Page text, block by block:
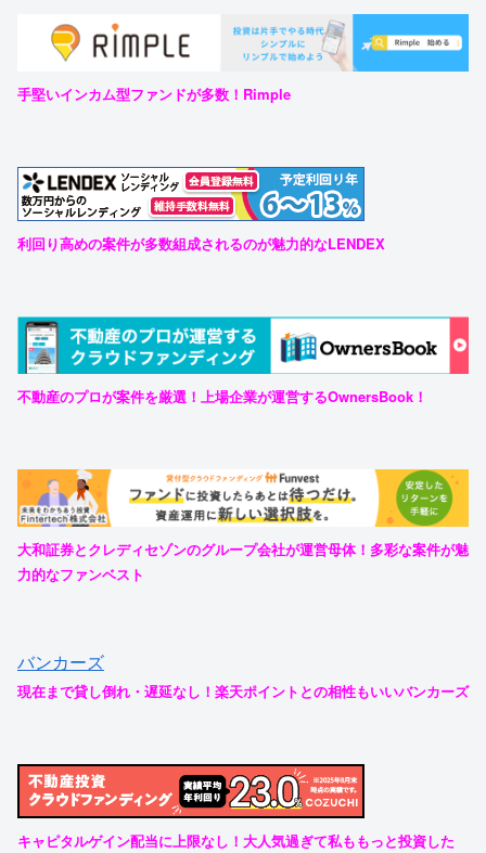
手堅いインカム型ファンドが多数！Rimple
利回り高めの案件が多数組成されるのが魅力的なLENDEX
不動産のプロが案件を厳選！上場企業が運営するOwnersBook！
大和証券とクレディセゾンのグループ会社が運営母体！多彩な案件が魅
力的なファンベスト
バンカーズ
現在まで貸し倒れ・遅延なし！楽天ポイントとの相性もいいバンカーズ
キャピタルゲイン配当に上限なし！大人気過ぎて私ももっと投資した